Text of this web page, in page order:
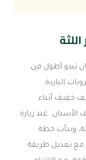
تبدو أطول من
الباردة
خفيف أثناء
عند زيارة
وبدأت خطة
مع تعديل طريقة